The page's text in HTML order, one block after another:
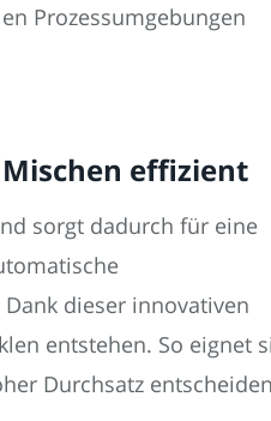
Prozessumgebungen
effizient
sorgt dadurch für eine
dieser innovativen
entstehen. So eignet
Durchsatz